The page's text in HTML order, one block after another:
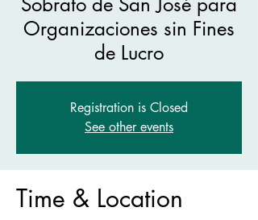
Organizaciones sin Fines
de Lucro
Registration is Closed
See other events
Time & Location